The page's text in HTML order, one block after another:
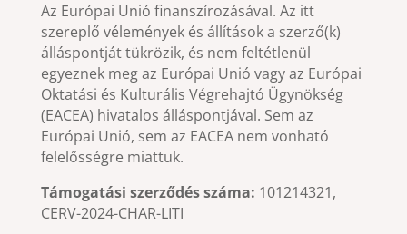
Az Európai Unió finanszírozásával. Az itt
szereplő vélemények és állítások a szerző(k)
álláspontját tükrözik, és nem feltétlenül
egyeznek meg az Európai Unió vagy az Európai
Oktatási és Kulturális Végrehajtó Ügynökség
(EACEA) hivatalos álláspontjával. Sem az
Európai Unió, sem az EACEA nem vonható
felelősségre miattuk.
Támogatási szerződés száma: 101214321,
CERV-2024-CHAR-LITI